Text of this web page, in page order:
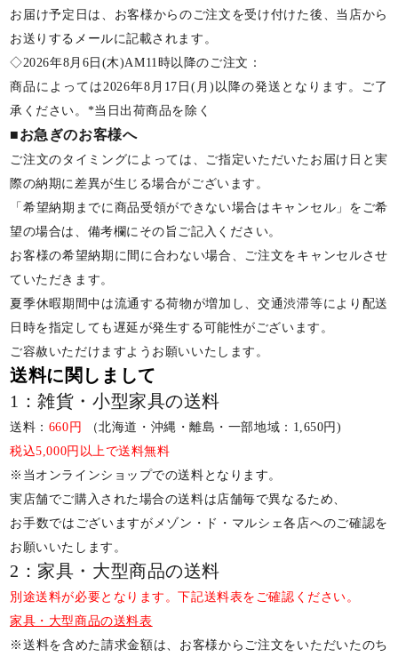
お届け予定日は、お客様からのご注文を受け付けた後、当店から
お送りするメールに記載されます。
◇2026年8月6日(木)AM11時以降のご注文：
商品によっては2026年8月17日(月)以降の発送となります。ご了
承ください。*当日出荷商品を除く
■お急ぎのお客様へ
ご注文のタイミングによっては、ご指定いただいたお届け日と実
際の納期に差異が生じる場合がございます。
「希望納期までに商品受領ができない場合はキャンセル」をご希
望の場合は、備考欄にその旨ご記入ください。
お客様の希望納期に間に合わない場合、ご注文をキャンセルさせ
ていただきます。
夏季休暇期間中は流通する荷物が増加し、交通渋滞等により配送
日時を指定しても遅延が発生する可能性がございます。
ご容赦いただけますようお願いいたします。
送料に関しまして
1：雑貨・小型家具の送料
送料： 660円
（北海道・沖縄・離島・一部地域：1,650円)
税込5,000円以上で送料無料
※当オンラインショップでの送料となります。
実店舗でご購入された場合の送料は店舗毎で異なるため、
お手数ではございますがメゾン・ド・マルシェ各店へのご確認を
お願いいたします。
2：家具・大型商品の送料
別途送料が必要となります。下記送料表をご確認ください。
家具・大型商品の送料表
※送料を含めた請求金額は、お客様からご注文をいただいたのち